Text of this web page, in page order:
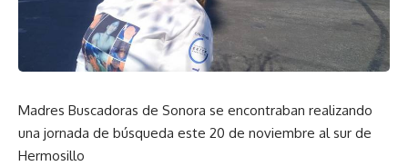
Madres Buscadoras de Sonora se encontraban realizando
una jornada de búsqueda este 20 de noviembre al sur de
Hermosillo